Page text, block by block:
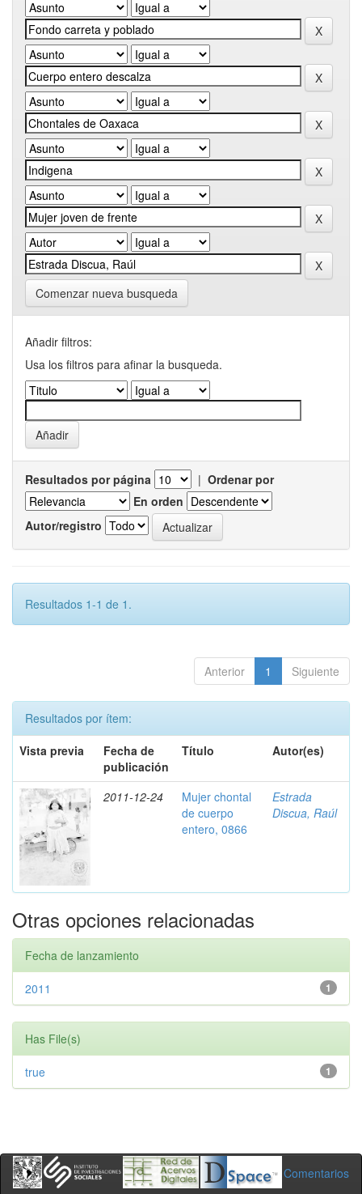
Comenzar nueva busqueda
Añadir filtros:
Usa los filtros para afinar la busqueda.
Resultados por página | Ordenar por
En orden
Autor/registro
Resultados 1-1 de 1.
Anterior 1 Siguiente
Resultados por ítem:
Vista previa
Fecha de
publicación
Título Autor(es)
2011-12-24
Mujer chontal
de cuerpo
entero, 0866
Estrada
Discua, Raúl
Otras opciones relacionadas
Fecha de lanzamiento
1
2011
Has File(s)
1
true
Comentarios